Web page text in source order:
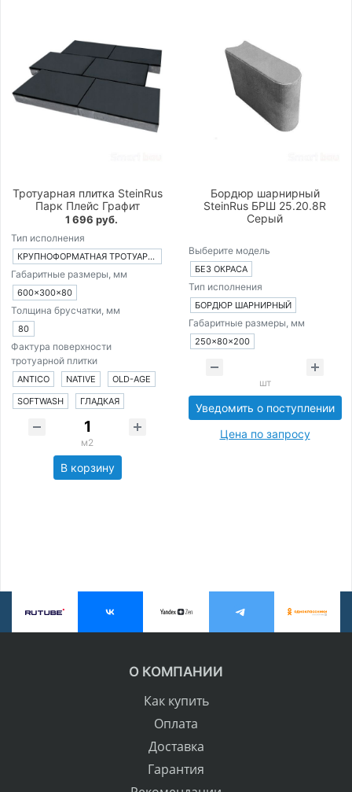
Тротуарная плитка SteinRus
Парк Плейс Графит
1 696 руб.
Тип исполнения
КРУПНОФОРМАТНАЯ ТРОТУАРНАЯ ПЛИТКА ИЗ 1-ГО ЭЛЕМЕНТА
Габаритные размеры, мм
600×300×80
Толщина брусчатки, мм
80
Фактура поверхности
тротуарной плитки
ANTICO NATIVE
OLD-AGE
SOFTWASH
ГЛАДКАЯ
м2
В корзину
Бордюр шарнирный
SteinRus БРШ 25.20.8R
Серый
Выберите модель
БЕЗ ОКРАСА
Тип исполнения
БОРДЮР ШАРНИРНЫЙ
Габаритные размеры, мм
250×80×200
шт
Уведомить о поступлении
Цена по запросу
О КОМПАНИИ
Как купить
Оплата
Доставка
Гарантия